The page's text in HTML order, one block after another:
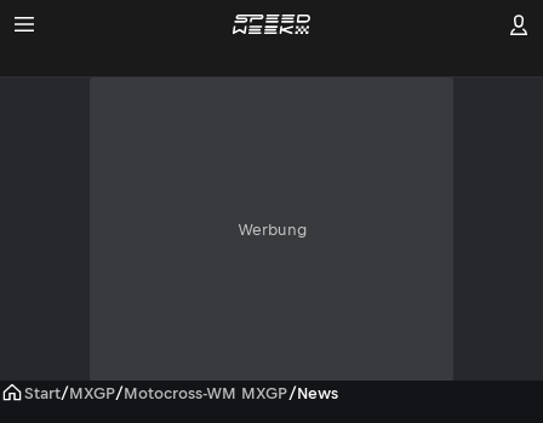
Werbung
Start/MXGP/Motocross-WM MXGP/News